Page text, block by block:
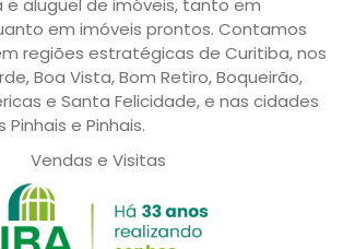
e aluguel de imóveis, tanto em
em imóveis prontos. Contamos
regiões estratégicas de Curitiba, nos
Boa Vista, Bom Retiro, Boqueirão,
e Santa Felicidade, e nas cidades
e Pinhais.
Vendas e Visitas